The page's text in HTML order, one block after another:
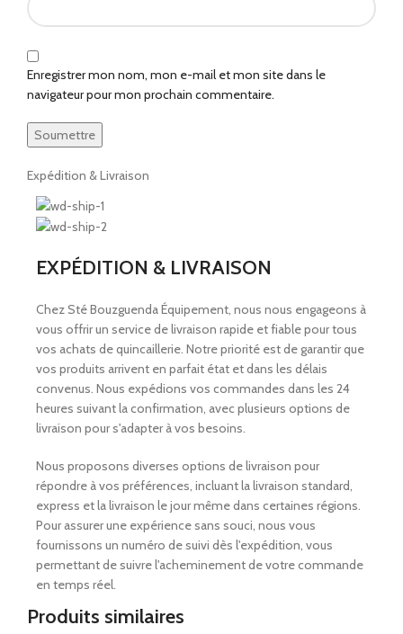
Enregistrer mon nom, mon e-mail et mon site dans le
navigateur pour mon prochain commentaire.
Expédition & Livraison
EXPÉDITION & LIVRAISON
Chez Sté Bouzguenda Équipement, nous nous engageons à
vous offrir un service de livraison rapide et fiable pour tous
vos achats de quincaillerie. Notre priorité est de garantir que
vos produits arrivent en parfait état et dans les délais
convenus. Nous expédions vos commandes dans les 24
heures suivant la confirmation, avec plusieurs options de
livraison pour s'adapter à vos besoins.
Nous proposons diverses options de livraison pour
répondre à vos préférences, incluant la livraison standard,
express et la livraison le jour même dans certaines régions.
Pour assurer une expérience sans souci, nous vous
fournissons un numéro de suivi dès l'expédition, vous
permettant de suivre l'acheminement de votre commande
en temps réel.
Produits similaires